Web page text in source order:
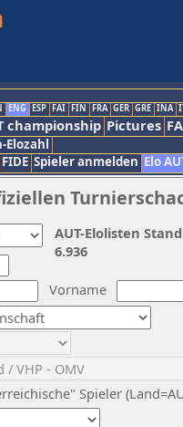
ENG ESP FAI FIN FRA GER GRE INA
championship Pictures
Elozahl
FIDE Spieler anmelden Elo
Vorname
Spieler
AUT-Elolisten
6.936